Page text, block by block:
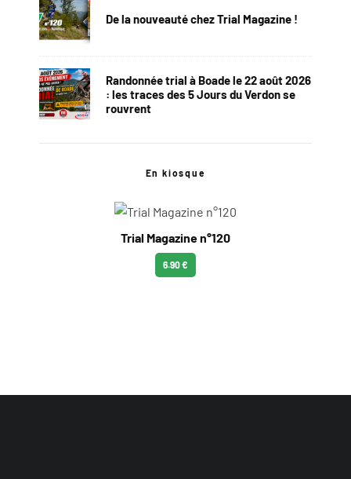
De la nouveauté chez Trial Magazine !
Randonnée trial à Boade le 22 août 2026
: les traces des 5 Jours du Verdon se
rouvrent
En kiosque
Trial Magazine n°120
6.90 €